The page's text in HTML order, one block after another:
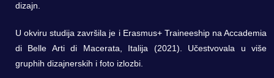
dizajn.
U okviru studija završila je i Erasmus+ Traineeship na Accademia
di Belle Arti di Macerata, Italija (2021). Učestvovala u više
gruphih dizajnerskih i foto izlozbi.